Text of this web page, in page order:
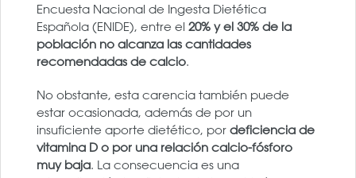
Encuesta Nacional de Ingesta Dietética
Española (ENIDE), entre el 20% y el 30% de la
población no alcanza las cantidades
recomendadas de calcio.
No obstante, esta carencia también puede
estar ocasionada, además de por un
insuficiente aporte dietético, por deficiencia de
vitamina D o por una relación calcio-fósforo
muy baja. La consecuencia es una